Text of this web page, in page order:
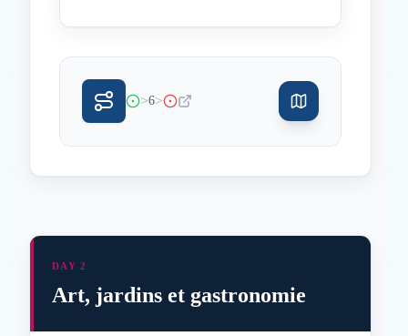
>6>
DAY 2
Art, jardins et gastronomie